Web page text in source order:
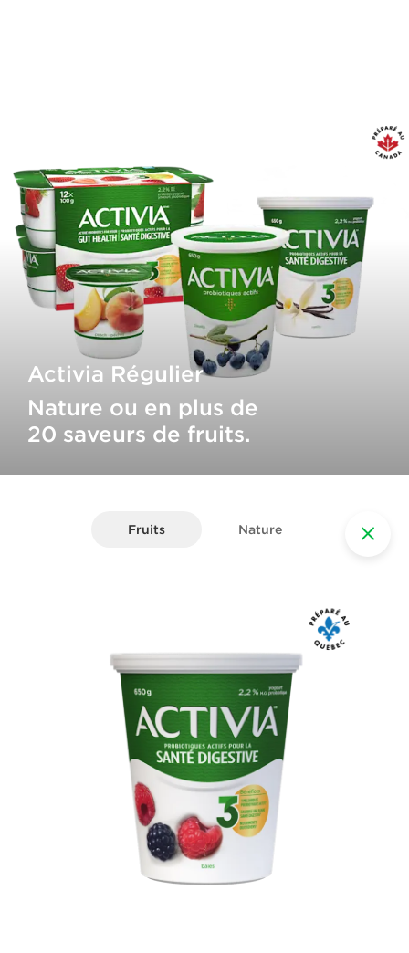
Activia Régulier
Nature ou en plus de
20 saveurs de fruits.
Fruits Nature